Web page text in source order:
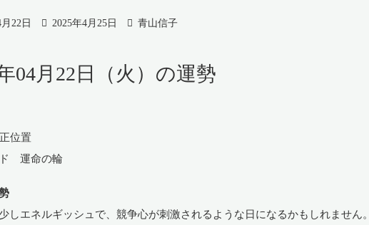
22日 2025年4月25日 青山信子
04月22日（火）の運勢
位置
運命の輪
しエネルギッシュで、競争心が刺激されるような日になるかもしれません。